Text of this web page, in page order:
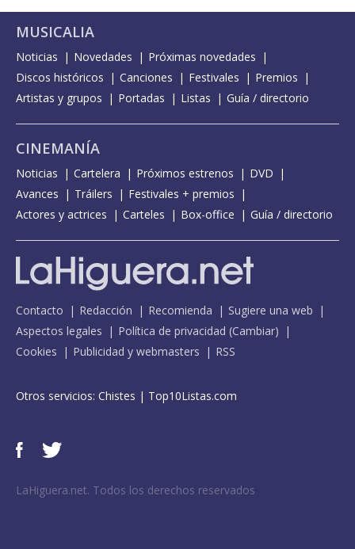
MUSICALIA
Noticias Novedades
Próximas novedades
Discos históricos
Canciones Festivales
Premios
Artistas y grupos
Portadas Listas Guía / directorio
CINEMANÍA
Noticias Cartelera Próximos estrenos
DVD
Avances
Tráilers
Festivales + premios
Actores y actrices
Carteles Box-office Guía / directorio
Contacto Redacción Recomienda
Sugiere una web
Aspectos legales
Política de privacidad (Cambiar)
Cookies
Publicidad y webmasters RSS
Otros servicios: Chistes | Top10Listas.com
LaHiguera.net. Todos los derechos reservados